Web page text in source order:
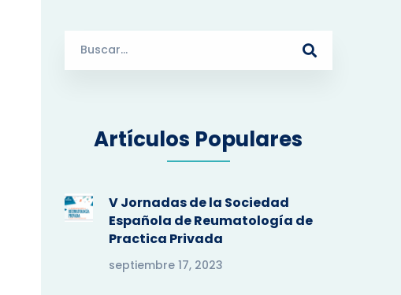
r
:
Artículos Populares
V Jornadas de la Sociedad
Española de Reumatología de
Practica Privada
septiembre 17, 2023